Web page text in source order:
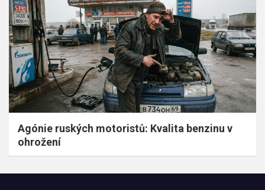
Agónie ruských motoristů: Kvalita benzinu v
ohrožení